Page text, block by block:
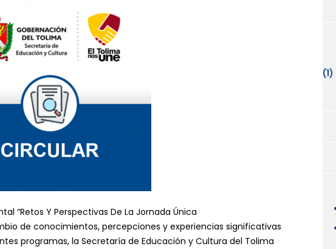
“Retos Y Perspectivas De La Jornada Única
de conocimientos, percepciones y experiencias significativas
programas, la Secretaría de Educación y Cultura del Tolima
(1)